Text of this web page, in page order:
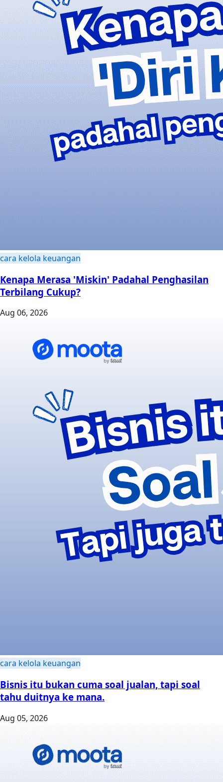
cara kelola keuangan
Kenapa Merasa 'Miskin' Padahal Penghasilan
Terbilang Cukup?
Aug 06, 2026
cara kelola keuangan
Bisnis itu bukan cuma soal jualan, tapi soal
tahu duitnya ke mana.
Aug 05, 2026